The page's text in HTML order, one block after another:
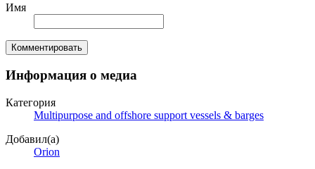
Имя
Комментировать
Информация о медиа
Категория
Multipurpose and offshore support vessels & barges
Добавил(а)
Orion